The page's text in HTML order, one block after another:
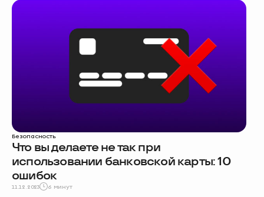
Безопасность
Что вы делаете не так при
использовании банковской карты: 10
ошибок
11.12.2023 6 минут